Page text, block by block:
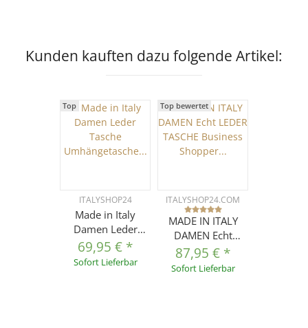
Kunden kauften dazu folgende Artikel:
Top
ITALYSHOP24
Made in Italy
Damen Leder
Tasche
Umhängetasche
69,95 € *
Sofort Lieferbar
Top bewertet
ITALYSHOP24.COM
MADE IN ITALY
DAMEN Echt
LEDER TASCHE
Business Shopper
87,95 € *
Sofort Lieferbar